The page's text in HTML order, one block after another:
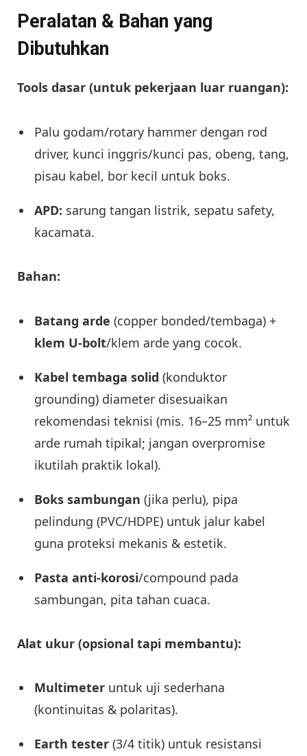
Peralatan & Bahan yang
Dibutuhkan
Tools dasar (untuk pekerjaan luar ruangan):
Palu godam/rotary hammer dengan rod
driver, kunci inggris/kunci pas, obeng, tang,
pisau kabel, bor kecil untuk boks.
APD: sarung tangan listrik, sepatu safety,
kacamata.
Bahan:
Batang arde (copper bonded/tembaga) +
klem U-bolt/klem arde yang cocok.
Kabel tembaga solid (konduktor
grounding) diameter disesuaikan
rekomendasi teknisi (mis. 16–25 mm² untuk
arde rumah tipikal; jangan overpromise
ikutilah praktik lokal).
Boks sambungan (jika perlu), pipa
pelindung (PVC/HDPE) untuk jalur kabel
guna proteksi mekanis & estetik.
Pasta anti-korosi/compound pada
sambungan, pita tahan cuaca.
Alat ukur (opsional tapi membantu):
Multimeter untuk uji sederhana
(kontinuitas & polaritas).
Earth tester (3/4 titik) untuk resistansi